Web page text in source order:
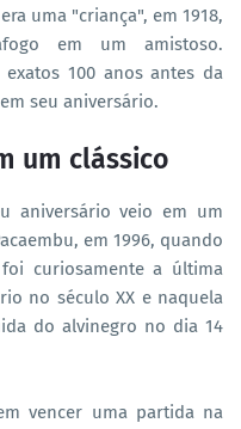
uma "criança", em 1918,
em um amistoso.
100 anos antes da
seu aniversário.
um clássico
aniversário veio em um
em 1996, quando
curiosamente a última
no século XX e naquela
do alvinegro no dia 14
vencer uma partida na